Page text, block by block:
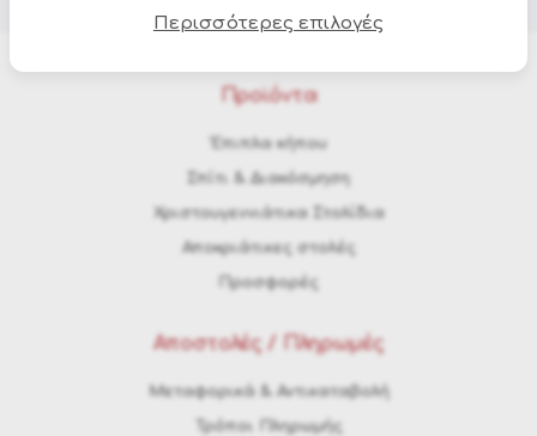
Προϊόντα
Έπιπλα κήπου
Σπίτι & Διακόσμηση
Χριστουγεννιάτικα Στολίδια
Αποκριάτικες στολές
Προσφορές
Αποστολές / Πληρωμές
Μεταφορικά & Αντικαταβολή
Τρόποι Πληρωμής
Περισσότερες επιλογές